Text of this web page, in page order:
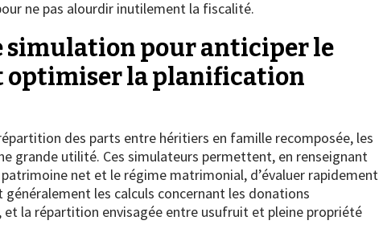
ne pas alourdir inutilement la fiscalité.
simulation pour anticiper le
optimiser la planification
des parts entre héritiers en famille recomposée, les
grande utilité. Ces simulateurs permettent, en renseignant
net et le régime matrimonial, d’évaluer rapidement
les calculs concernant les donations
et la répartition envisagée entre usufruit et pleine propriété